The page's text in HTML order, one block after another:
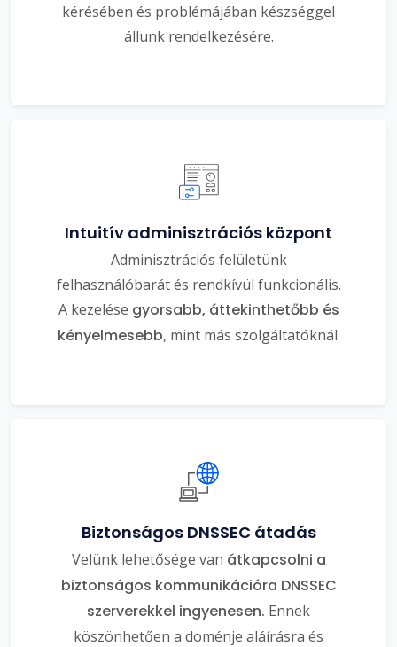
kérésében és problémájában készséggel
állunk rendelkezésére.
Intuitív adminisztrációs központ
Adminisztrációs felületünk
felhasználóbarát és rendkívül funkcionális.
A kezelése gyorsabb, áttekinthetőbb és
kényelmesebb, mint más szolgáltatóknál.
Biztonságos DNSSEC átadás
Velünk lehetősége van átkapcsolni a
biztonságos kommunikációra DNSSEC
szerverekkel ingyenesen. Ennek
köszönhetően a doménje aláírásra és